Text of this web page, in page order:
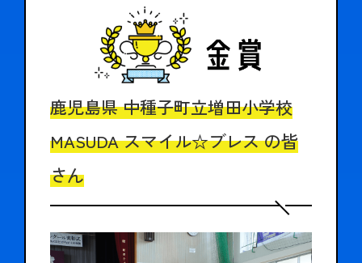
お客さまに関する情報等の確認の取り組み
各種サービス・お知らせ
保険の探し方のポイント
保険かんたん診断
これからのライフイベントでかかる費用とは？
ライフプラン
健康情報
かんぽアプリ～かんぽの健康と安心を手のひらに～
株主・投資家のみなさまへ
日本郵政グループとしての取り組み
CM・オウンドメディア／ソーシャルメディア
鹿児島県 中種子町立増田小学校
MASUDA スマイル☆ブレス の皆
さん